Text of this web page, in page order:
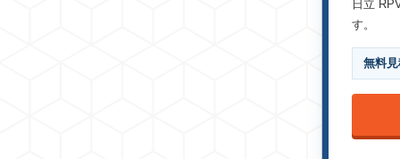
日立
す。
無料